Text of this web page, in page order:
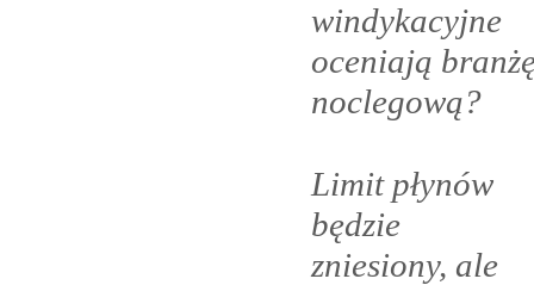
windykacyjne
oceniają
noclegową?
Limit płynów
będzie
zniesiony, ale